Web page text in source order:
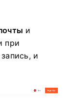
и
при
и